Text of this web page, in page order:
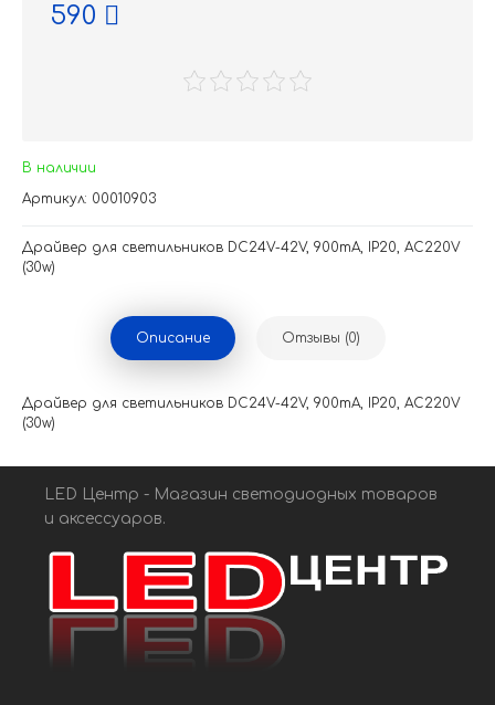
590
В наличии
Артикул: 00010903
Драйвер для светильников DC24V-42V, 900mA, IP20, AC220V
(30w)
Описание Отзывы (0)
Драйвер для светильников DC24V-42V, 900mA, IP20, AC220V
(30w)
LED Центр - Магазин светодиодных товаров
и аксессуаров.